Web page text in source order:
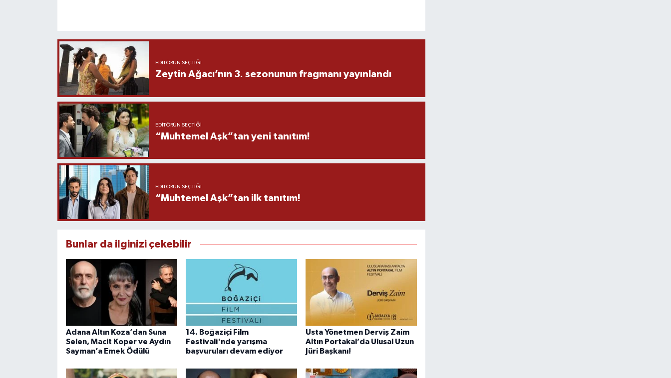
EDITÖRÜN SEÇTIĞI
Zeytin Ağacı’nın 3. sezonunun fragmanı yayınlandı
EDITÖRÜN SEÇTIĞI
“Muhtemel Aşk”tan yeni tanıtım!
EDITÖRÜN SEÇTIĞI
“Muhtemel Aşk”tan ilk tanıtım!
Bunlar da ilginizi çekebilir
Adana Altın Koza’dan Suna
Selen, Macit Koper ve Aydın
Sayman’a Emek Ödülü
14. Boğaziçi Film
Festivali'nde yarışma
başvuruları devam ediyor
Usta Yönetmen Derviş Zaim
Altın Portakal’da Ulusal Uzun
Jüri Başkanı!